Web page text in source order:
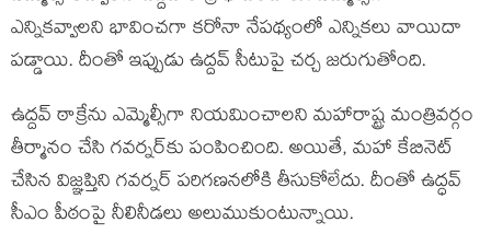
ఎన్నికవ్వాలని భావించగా కరోనా నేపథ్యంలో ఎన్నికలు వాయిదా
పడ్డాయి. దీంతో ఇప్పుడు ఉద్ద‌వ్ సీటుపై చ‌ర్చ జ‌రుగుతోంది.
ఉద్ద‌వ్ ఠాక్రేను ఎమ్మెల్సీగా నియమించాలని మహారాష్ట్ర మంత్రివర్గం
తీర్మానం చేసి గ‌వ‌ర్న‌ర్‌కు పంపించింది. అయితే, మ‌హా కేబినెట్
చేసిన విజ్ఞప్తిని గవర్నర్‌ పరిగణనలోకి తీసుకోలేదు. దీంతో ఉద్ధవ్‌
సీఎం పీఠంపై నీలినీడలు అలుముకుంటున్నాయి.